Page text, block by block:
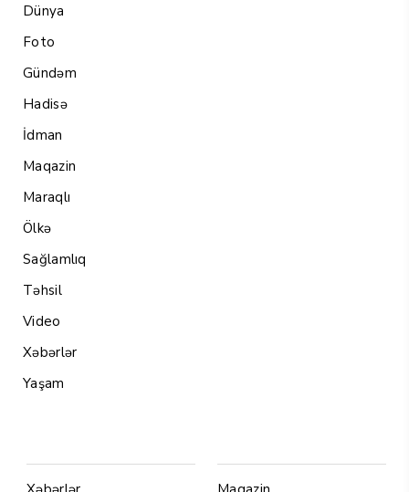
Dünya
Foto
Gündəm
Hadisə
İdman
Maqazin
Maraqlı
Ölkə
Sağlamlıq
Təhsil
Video
Xəbərlər
Yaşam